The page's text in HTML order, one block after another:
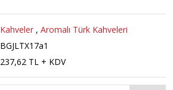
Kahveler ,Aromalı Türk Kahveleri
BGJLTX17a1
237,62 TL + KDV